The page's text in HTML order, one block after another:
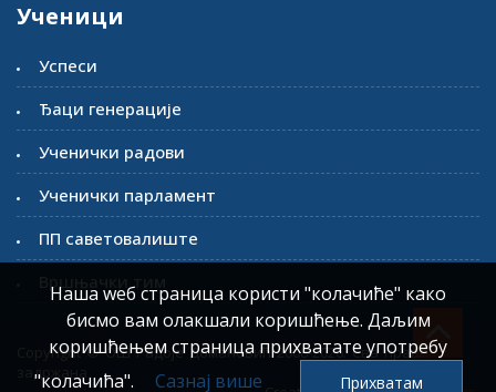
Ученици
Успеси
Ђаци генерације
Ученички радови
Ученички парламент
ПП саветовалиште
Вршњачки тим
Copyright © ОШ Радоје Домановић 2008-2026. Сва права
задржана
Наша wеб страница користи "колачиће" како
бисмо вам олакшали коришћење. Даљим
коришћењем страница прихватате употребу
"колачића".
Сазнај више Прихватам